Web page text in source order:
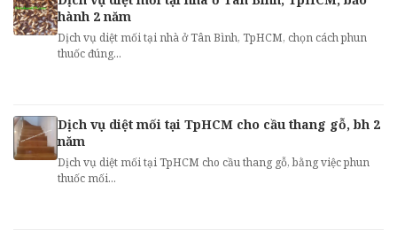
hành 2 năm
Dịch vụ diệt mối tại nhà ở Tân Bình, TpHCM, chọn cách phun
thuốc đúng...
Dịch vụ diệt mối tại TpHCM cho cầu thang gỗ, bh 2
năm
Dịch vụ diệt mối tại TpHCM cho cầu thang gỗ, bằng việc phun
thuốc mối...